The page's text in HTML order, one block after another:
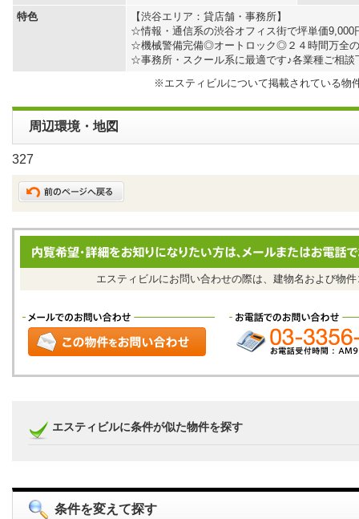
特色
【渋谷エリア：貸店舗・事務所】
☆情報・通信系の渋谷オフィス街で坪単価
☆機械警備完備◎オートロック◎２４時間万全
☆事務所・スクール系に最適です♪各業種ご相談
※エスティビルについて掲載されている物
周辺環境・地図
327
エスティビルにお問い合わせの際は、建物名および物
エスティビルに条件が似た物件を探す
条件を変えて探す